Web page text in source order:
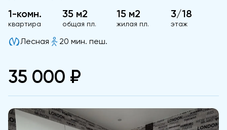
1-комн.
квартира
35 м2
общая пл.
15 м2
жилая пл.
3/18
этаж
Лесная 20 мин. пеш.
35 000 ₽